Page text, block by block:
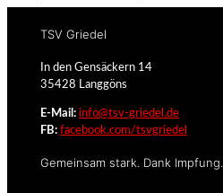
TSV Griedel
In den Gensäckern 14
35428 Langgöns
E-Mail: info@tsv-griedel.de
FB: facebook.com/tsvgriedel
Gemeinsam stark. Dank Impfung.